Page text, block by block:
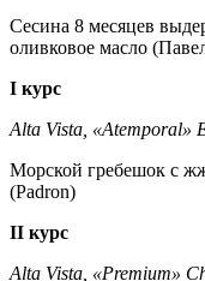
Сесина 8 месяцев
оливковое масло
I курс
Alta Vista, «Atemporal»
Морской гребешок с
(Padron)
II курс
Alta Vista, «Premium»